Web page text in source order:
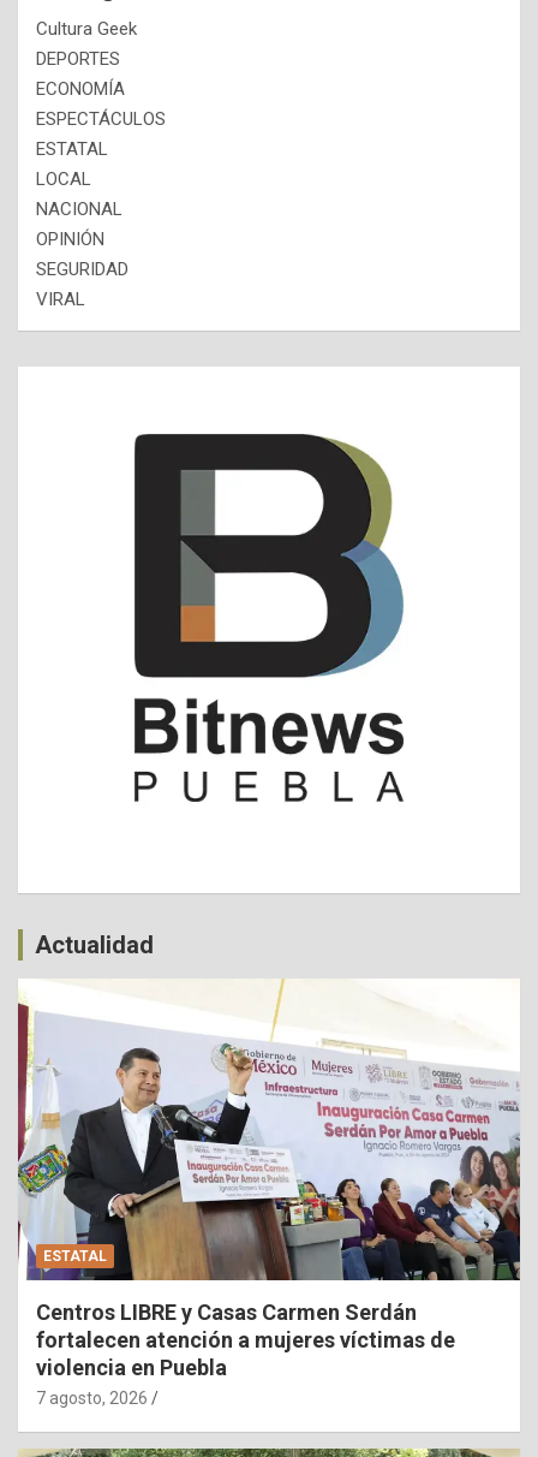
Cultura Geek
DEPORTES
ECONOMÍA
ESPECTÁCULOS
ESTATAL
LOCAL
NACIONAL
OPINIÓN
SEGURIDAD
VIRAL
Actualidad
ESTATAL
Centros LIBRE y Casas Carmen Serdán
fortalecen atención a mujeres víctimas de
violencia en Puebla
7 agosto, 2026